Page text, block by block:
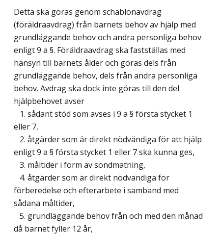
Detta ska göras genom schablonavdrag
(föräldraavdrag) från barnets behov av hjälp med
grundläggande behov och andra personliga behov
enligt 9 a §. Föräldraavdrag ska fastställas med
hänsyn till barnets ålder och göras dels från
grundläggande behov, dels från andra personliga
behov. Avdrag ska dock inte göras till den del
hjälpbehovet avser
1. sådant stöd som avses i 9 a § första stycket 1
eller 7,
2. åtgärder som är direkt nödvändiga för att hjälp
enligt 9 a § första stycket 1 eller 7 ska kunna ges,
3. måltider i form av sondmatning,
4. åtgärder som är direkt nödvändiga för
förberedelse och efterarbete i samband med
sådana måltider,
5. grundläggande behov från och med den månad
då barnet fyller 12 år,